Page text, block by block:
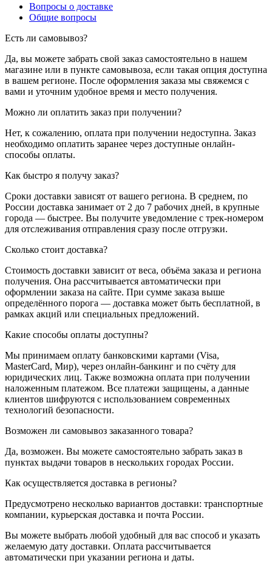
Вопросы о доставке
Общие вопросы
Есть ли самовывоз?
Да, вы можете забрать свой заказ самостоятельно в нашем
магазине или в пункте самовывоза, если такая опция доступна
в вашем регионе. После оформления заказа мы свяжемся с
вами и уточним удобное время и место получения.
Можно ли оплатить заказ при получении?
Нет, к сожалению, оплата при получении недоступна. Заказ
необходимо оплатить заранее через доступные онлайн-
способы оплаты.
Как быстро я получу заказ?
Сроки доставки зависят от вашего региона. В среднем, по
России доставка занимает от 2 до 7 рабочих дней, в крупные
города — быстрее. Вы получите уведомление с трек-номером
для отслеживания отправления сразу после отгрузки.
Сколько стоит доставка?
Стоимость доставки зависит от веса, объёма заказа и региона
получения. Она рассчитывается автоматически при
оформлении заказа на сайте. При сумме заказа выше
определённого порога — доставка может быть бесплатной, в
рамках акций или специальных предложений.
Какие способы оплаты доступны?
Мы принимаем оплату банковскими картами (Visa,
MasterCard, Мир), через онлайн-банкинг и по счёту для
юридических лиц. Также возможна оплата при получении
наложенным платежом. Все платежи защищены, а данные
клиентов шифруются с использованием современных
технологий безопасности.
Возможен ли самовывоз заказанного товара?
Да, возможен. Вы можете самостоятельно забрать заказ в
пунктах выдачи товаров в нескольких городах России.
Как осуществляется доставка в регионы?
Предусмотрено несколько вариантов доставки: транспортные
компании, курьерская доставка и почта России.
Вы можете выбрать любой удобный для вас способ и указать
желаемую дату доставки. Оплата рассчитывается
автоматически при указании региона и даты.